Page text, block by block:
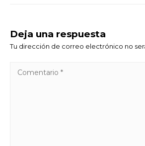
Deja una respuesta
Tu dirección de correo electrónico no